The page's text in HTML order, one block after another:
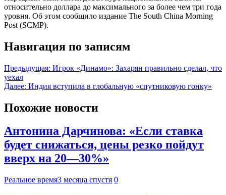
относительно доллара до максимального за более чем три года
уровня. Об этом сообщило издание The South China Morning
Post (SCMP).
Навигация по записям
Предыдущая: Игрок «Динамо»: Захарян правильно сделал, что
уехал
Далее: Индия вступила в глобальную «спутниковую гонку»
Похожие новости
Антонина Дарчинова: «Если ставка
будет снижаться, цены резко пойдут
вверх на 20—30%»
Реальное время3 месяца спустя 0